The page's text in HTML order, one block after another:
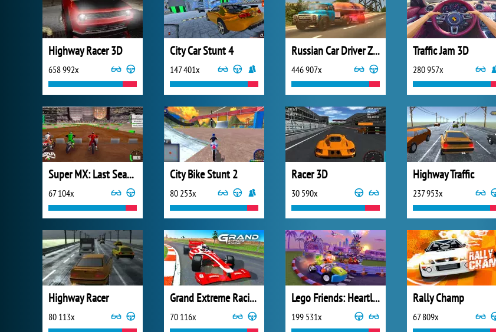
Highway Racer 3D
658 992x
City Car Stunt 4
147 401x
Russian Car Driver ZIL 130
446 907x
Traffic Jam 3D
280 957x
Super MX: Last Season
67 104x
City Bike Stunt 2
80 253x
Racer 3D
30 590x
Highway Traffic
237 953x
Highway Racer
80 113x
Grand Extreme Racing
70 116x
Lego Friends: Heartlake Rush
199 531x
Rally Champ
67 809x